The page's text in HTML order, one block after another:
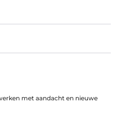
met aandacht en nieuwe